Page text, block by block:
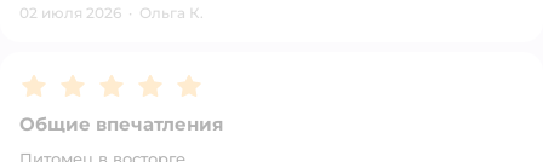
02 июля 2026 · Ольга К.
Рейтинг:5
Общие впечатления